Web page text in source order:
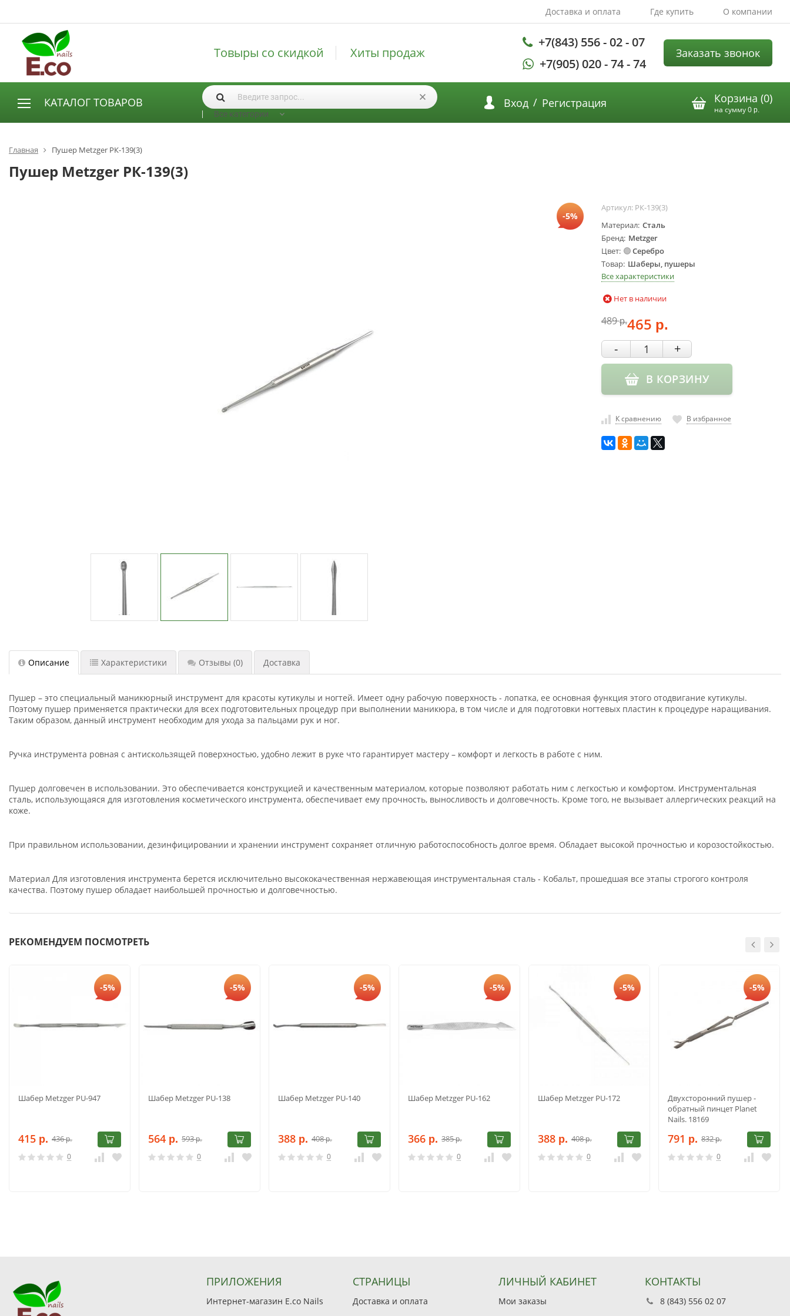
Доставка и оплата Где купить О компании
Товыры со скидкой Хиты продаж
+7(843) 556 - 02 - 07
+7(905) 020 - 74 - 74
Заказать звонок
КАТАЛОГ ТОВАРОВ
АКСЕССУАРЫ И РАСХОДНЫЕ МАТЕРИАЛЫ
Кисти
Все категории
Вход / Регистрация Корзина (0)
на сумму0 р.
Главная Пушер Metzger РК-139(3)
Пушер Metzger РК-139(3)
-5%
Артикул: РК-139(3)
Материал Сталь
Бренд Metzger
Цвет
Серебро
Товар Шаберы, пушеры
Все характеристики
Нет в наличии
465 р.
489р.
- +
В КОРЗИНУ
К сравнению В избранное
Описание Характеристики Отзывы (0) Доставка
Пушер – это специальный маникюрный инструмент для красоты кутикулы и ногтей. Имеет одну рабочую поверхность - лопатка, ее основная функция этого отодвигание кутикулы.
Поэтому пушер применяется практически для всех подготовительных процедур при выполнении маникюра, в том числе и для подготовки ногтевых пластин к процедуре наращивания.
Таким образом, данный инструмент необходим для ухода за пальцами рук и ног.
Ручка инструмента ровная с антискользящей поверхностью, удобно лежит в руке что гарантирует мастеру – комфорт и легкость в работе с ним.
Пушер долговечен в использовании. Это обеспечивается конструкцией и качественным материалом, которые позволяют работать ним с легкостью и комфортом. Инструментальная
сталь, использующаяся для изготовления косметического инструмента, обеспечивает ему прочность, выносливость и долговечность. Кроме того, не вызывает аллергических реакций на
коже.
При правильном использовании, дезинфицировании и хранении инструмент сохраняет отличную работоспособность долгое время. Обладает высокой прочностью и корозостойкостью.
Материал Для изготовления инструмента берется исключительно высококачественная нержавеющая инструментальная сталь - Кобальт, прошедшая все этапы строгого контроля
качества. Поэтому пушер обладает наибольшей прочностью и долговечностью.
РЕКОМЕНДУЕМ ПОСМОТРЕТЬ
-5%
Шабер Metzger PU-947
415 р. 436р.
0
-5%
Шабер Metzger PU-138
564 р. 593р.
0
-5%
Шабер Metzger PU-140
388 р. 408р.
0
-5%
Шабер Metzger PU-162
366 р. 385р.
0
-5%
Шабер Metzger PU-172
388 р. 408р.
0
-5%
Двухсторонний пушер -
обратный пинцет Planet
Nails. 18169
791 р. 832р.
0
ПРИЛОЖЕНИЯ
Интернет-магазин E.co Nails
СТРАНИЦЫ
Доставка и оплата
ЛИЧНЫЙ КАБИНЕТ
Мои заказы
КОНТАКТЫ
8 (843) 556 02 07